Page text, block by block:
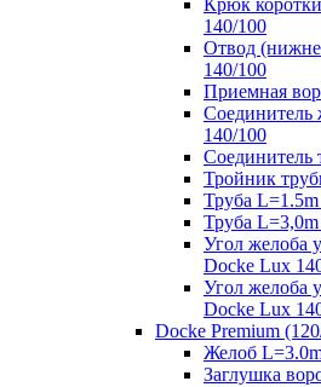
Крюк
140/100
Отвод
140/100
Приемная
Соединитель
140/100
Соединитель
Тройник
Труба
Труба
Угол желоба
Docke Lux
Угол желоба
Docke Lux
Docke Premium
Желоб
Заглушка